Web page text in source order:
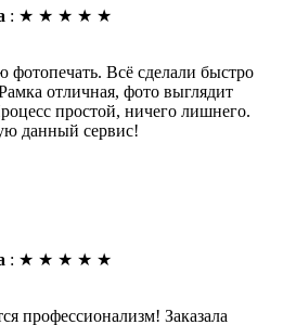
: ★ ★ ★ ★ ★
фотопечать. Всё сделали быстро
отличная, фото выглядит
простой, ничего лишнего.
данный сервис!
: ★ ★ ★ ★ ★
профессионализм! Заказала